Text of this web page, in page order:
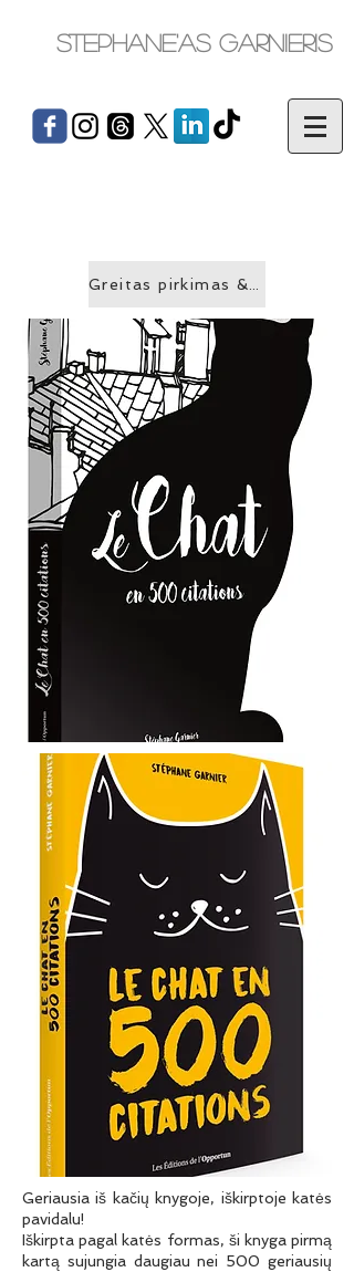
Stephane'as Garnieris
Geriausia iš kačių knygoje, iškirptoje katės
pavidalu!
Iškirpta pagal katės formas, ši knyga pirmą
kartą sujungia daugiau nei 500 geriausių